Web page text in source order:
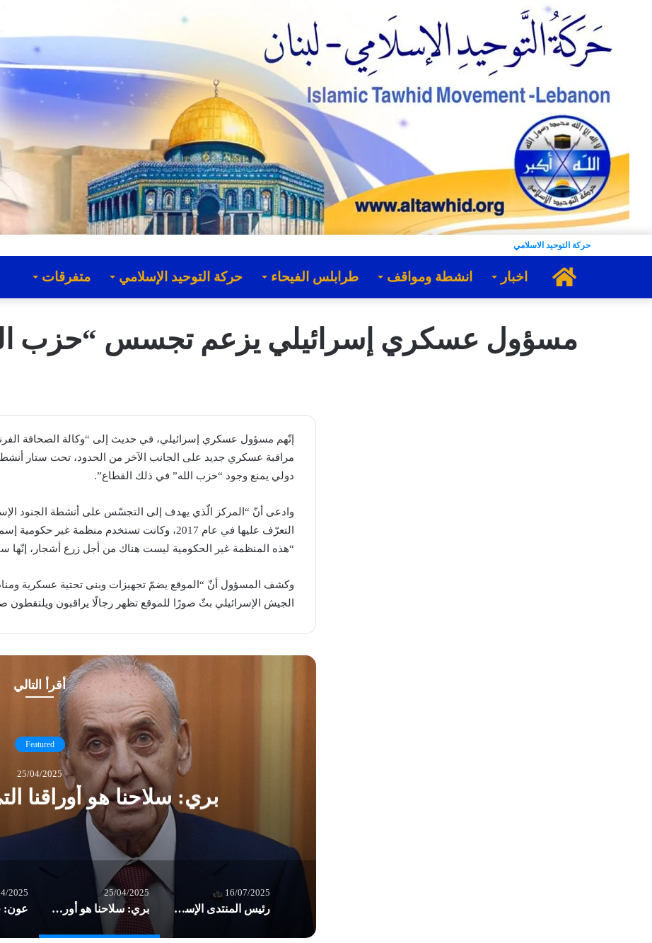
حركة التوحيد الاسلامي
الرئيسية
اخبار انشطة ومواقف طرابلس الفيحاء حركة التوحيد الإسلامي متفرقات
مسؤول عسكري إسرائيلي يزعم تجسس “حزب
إتّهم مسؤول عسكري إسرائيلي، في حديث إلى “وكالة الصحافة
مراقبة عسكري جديد على الجانب الآخر من الحدود، تحت ستار أنشطة
دولي يمنع وجود “حزب الله” في ذلك القطاع”.
وادعى أنّ “المركز الّذي يهدف إلى التجسّس على أنشطة الجنود
التعرّف عليها في عام 2017، وكانت تستخدم منظمة
“هذه المنظمة غير الحكومية ليست هناك من أجل زرع أشجار، إنّها
وكشف المسؤول أنّ “الموقع يضمّ تجهيزات وبنى تحتية عسكرية
الجيش الإسرائيلي​ بثّ صورًا للموقع تظهر رجالًا يراقبون
أقرأ التالي
Featured
25/04/2025
بري: سلاحنا هو أوراقنا
16/07/2025
رئيس المنتدى الإسلامي للدعوة والحوار استقبل منسّق هيئة الأحزاب والقوى الوطنية والإسلامية في الشمال “إدانة العدوان الصهيوني على دمشق وحوار بين مكونات أمتنا
25/04/2025
بري: سلاحنا هو أوراقنا التي لن نتخلّى عنها
2025